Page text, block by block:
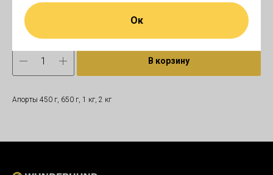
Ок
В корзину
Апорты 450 г, 650 г, 1 кг, 2 кг